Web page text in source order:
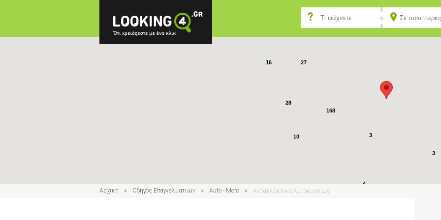
168
28
27
6
16
4
3
3
10
Αρχική Οδηγός Επαγγελματιών Auto - Moto Ανταλλακτικά Αυτοκινήτων